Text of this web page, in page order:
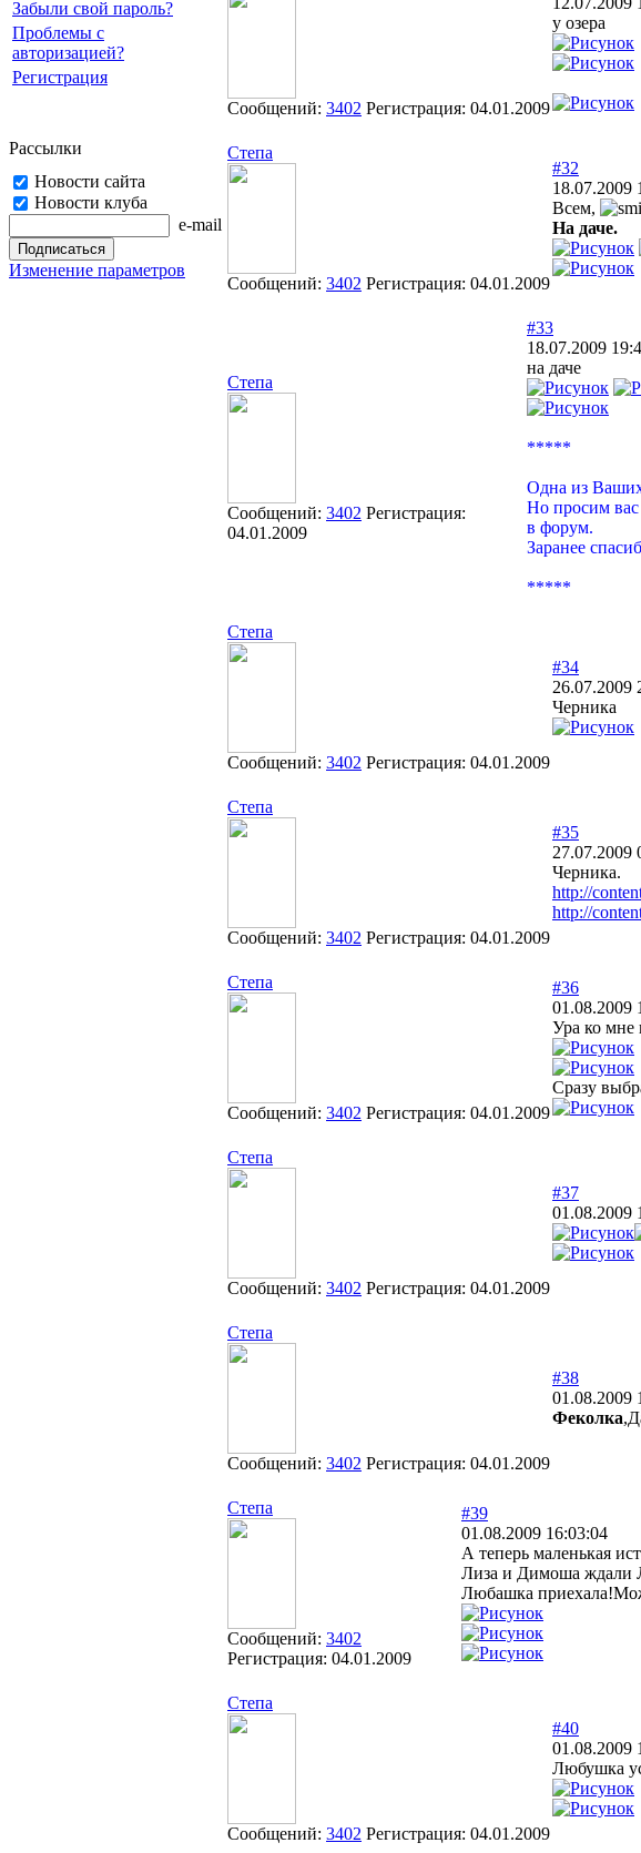
Забыли свой пароль?
Проблемы с
авторизацией?
Регистрация
Рассылки
Новости сайта
Новости клуба
e-mail
Изменение параметров
Сообщений: 3402 Регистрация: 04.01.2009
у озера
Степа
Сообщений: 3402 Регистрация: 04.01.2009
#32
18.07.2009
Всем,
На даче.
Степа
Сообщений: 3402 Регистрация:
04.01.2009
#33
18.07.2009
на даче
*****
Одна из
Но просим
в форум.
Заранее
*****
Степа
Сообщений: 3402 Регистрация: 04.01.2009
#34
26.07.2009
Черника
Степа
Сообщений: 3402 Регистрация: 04.01.2009
#35
27.07.2009
Черника.
http://
http://
Степа
Сообщений: 3402 Регистрация: 04.01.2009
#36
01.08.2009
Ура ко мне
Сразу
Степа
Сообщений: 3402 Регистрация: 04.01.2009
#37
01.08.2009
Степа
Сообщений: 3402 Регистрация: 04.01.2009
#38
01.08.2009
Феколка
Степа
Сообщений: 3402
Регистрация: 04.01.2009
#39
01.08.2009 16:03:04
А теперь маленькая
Лиза и Димоша ждали
Любашка
Степа
Сообщений: 3402 Регистрация: 04.01.2009
#40
01.08.2009
Любушка